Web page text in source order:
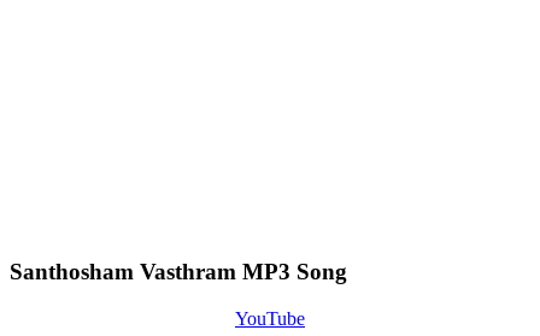
Santhosham Vasthram MP3 Song
YouTube